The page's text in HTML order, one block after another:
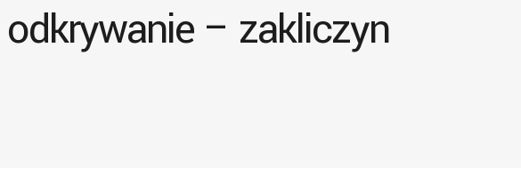
odkrywanie – zakliczyn